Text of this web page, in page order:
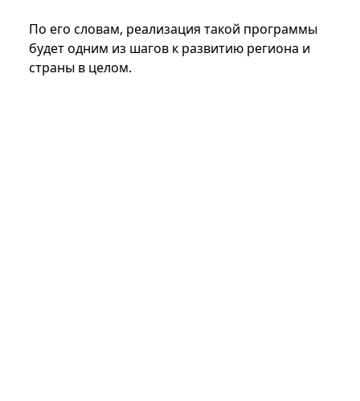
По его словам, реализация такой программы
будет одним из шагов к развитию региона и
страны в целом.